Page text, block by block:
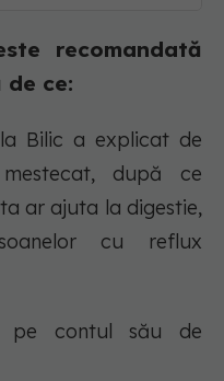
recomandată
ce:
Bilic a explicat de
după ce
ar ajuta la digestie,
cu reflux
pe contul său de